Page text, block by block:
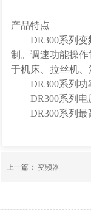
产品特点
DR300系列变频
制。调速功能操
于机床、拉丝机
DR300系列功
DR300系列电
DR300系列最
上一篇： 变频器